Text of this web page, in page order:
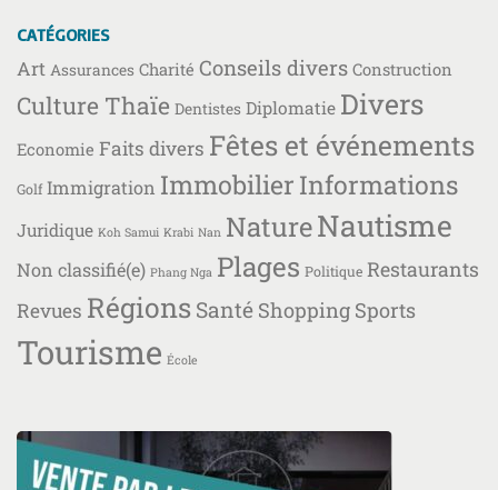
CATÉGORIES
Art Assurances Charité Conseils divers Construction
Culture Thaïe Dentistes Diplomatie Divers
Economie Faits divers Fêtes et événements
Golf Immigration Immobilier Informations
Juridique Koh Samui Krabi Nan NatureNautisme
Non classifié(e) Phang Nga Plages Politique Restaurants
Revues Régions Santé Shopping Sports
Tourisme École